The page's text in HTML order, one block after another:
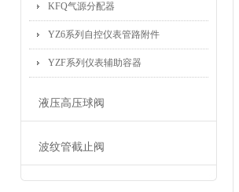
KFQ气源分配器
YZ6系列自控仪表管路附件
YZF系列仪表辅助容器
液压高压球阀
波纹管截止阀